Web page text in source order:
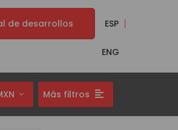
de desarrollos ESP
ENG
Más filtros